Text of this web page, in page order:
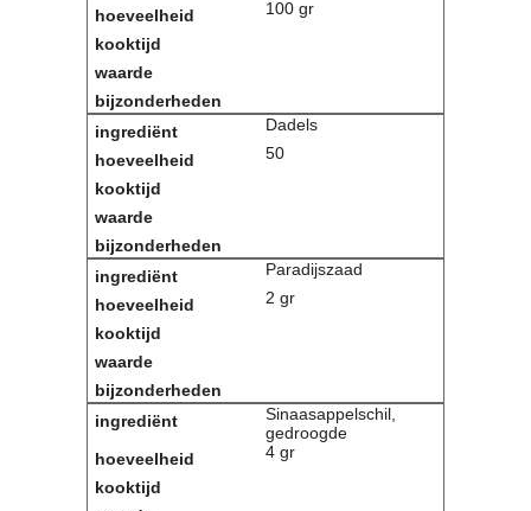
100 gr
Dadels
50
Paradijszaad
2 gr
Sinaasappelschil,
gedroogde
4 gr